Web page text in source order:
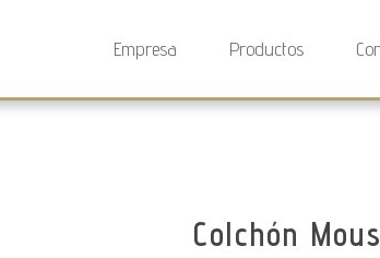
Empresa Productos
Colchón